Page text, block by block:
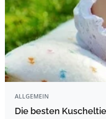
ALLGEMEIN
Die besten